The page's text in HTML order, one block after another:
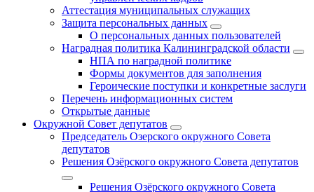
Аттестация муниципальных служащих
Защита персональных данных
О персональных данных пользователей
Наградная политика Калининградской области
НПА по наградной политике
Формы документов для заполнения
Героические поступки и конкретные заслуги
Перечень информационных систем
Открытые данные
Окружной Совет депутатов
Председатель Озерского окружного Совета
депутатов
Решения Озёрского окружного Совета депутатов
Решения Озёрского окружного Совета